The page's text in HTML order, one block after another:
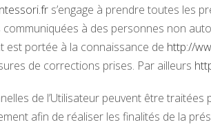
s’engage à prendre toutes les
communiquées à des personnes non
est portée à la connaissance de http://
de corrections prises. Par ailleurs
de l’Utilisateur peuvent être traitées
afin de réaliser les finalités de la